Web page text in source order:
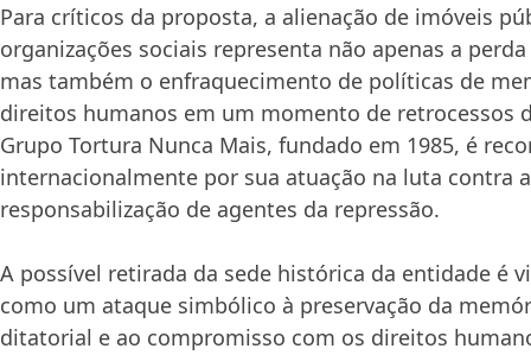
Para críticos da proposta, a alienação de imóveis
organizações sociais representa não apenas a
mas também o enfraquecimento de políticas de
direitos humanos em um momento de retrocessos
Grupo Tortura Nunca Mais, fundado em 1985, é
internacionalmente por sua atuação na luta contra
responsabilização de agentes da repressão.
A possível retirada da sede histórica da entidade é
como um ataque simbólico à preservação da
ditatorial e ao compromisso com os direitos